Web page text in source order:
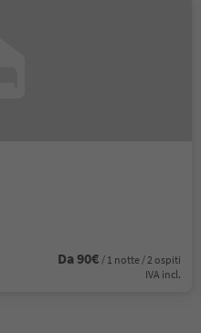
Da 90€ / 1 notte / 2 ospiti
IVA incl.